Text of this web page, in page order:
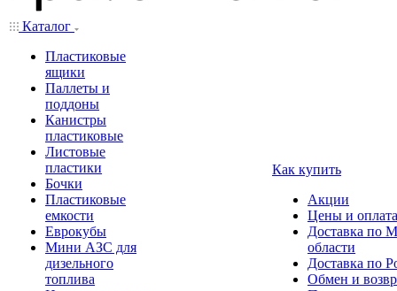
Каталог
Пластиковые
ящики
Паллеты и
поддоны
Канистры
пластиковые
Листовые
пластики
Бочки
Пластиковые
емкости
Еврокубы
Мини АЗС для
дизельного
топлива
Как купить
Акции
Цены и оплата
Доставка по
области
Доставка по
Обмен и